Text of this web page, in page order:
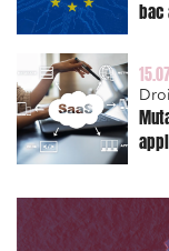
bac